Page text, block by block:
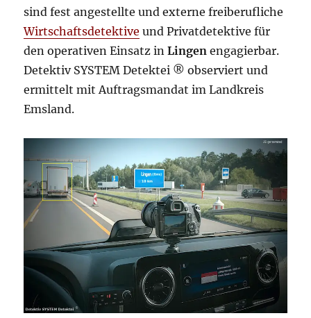
sind fest angestellte und externe freiberufliche
Wirtschaftsdetektive und Privatdetektive für
den operativen Einsatz inLingen engagierbar.
Detektiv SYSTEM Detektei ® observiert und
ermittelt mit Auftragsmandat im Landkreis
Emsland.